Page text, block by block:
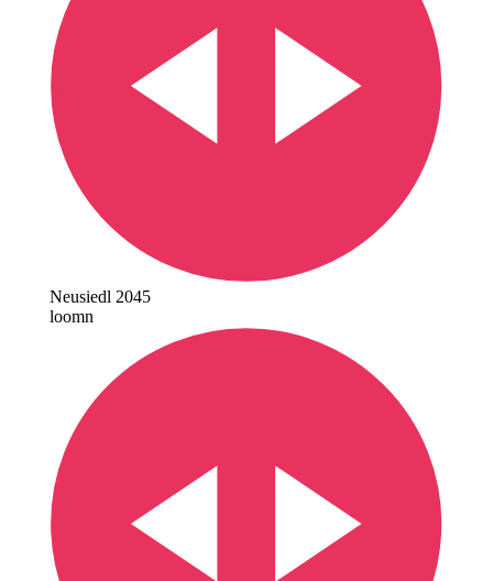
Neusiedl 2045
loomn